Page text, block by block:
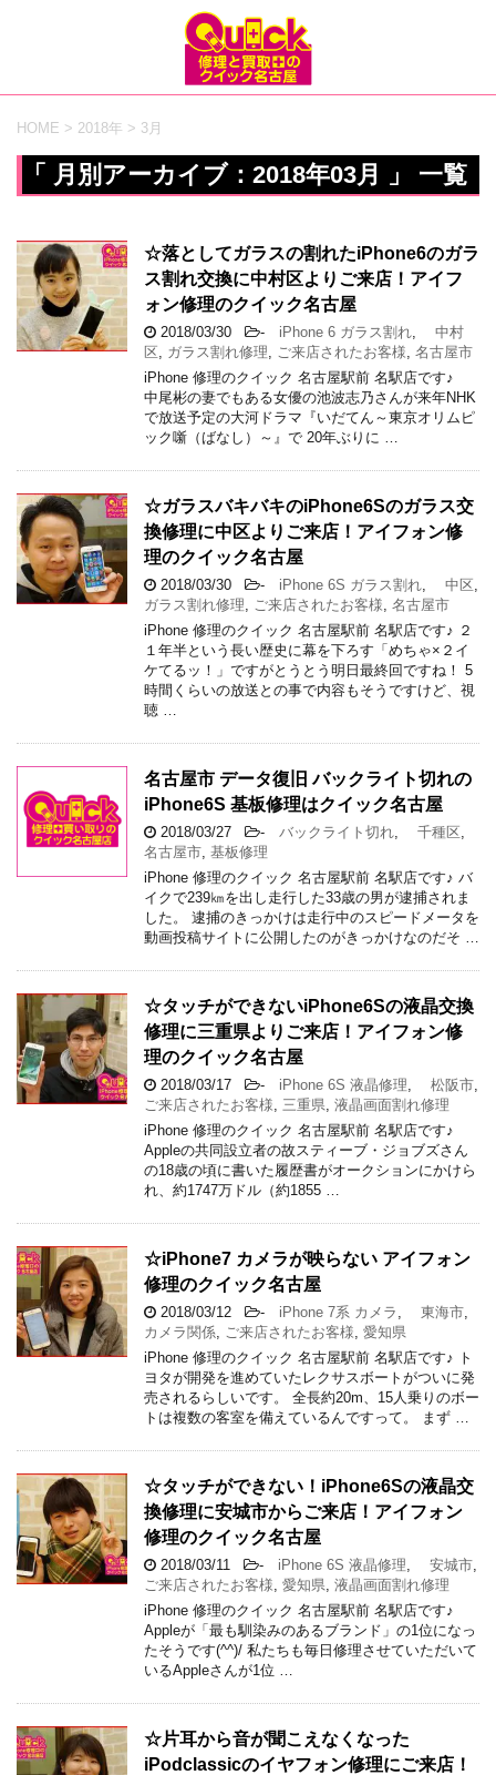
HOME > 2018年 > 3月
「 月別アーカイブ：2018年03月 」 一覧
☆落としてガラスの割れたiPhone6のガラ
ス割れ交換に中村区よりご来店！アイフ
ォン修理のクイック名古屋
2018/03/30 - iPhone 6 ガラス割れ
中村
区
ガラス割れ修理 ご来店されたお客様 名古屋市
iPhone 修理のクイック 名古屋駅前 名駅店です♪
中尾彬の妻でもある女優の池波志乃さんが来年NHK
で放送予定の大河ドラマ『いだてん～東京オリムピ
ック噺（ばなし）～』で 20年ぶりに …
☆ガラスバキバキのiPhone6Sのガラス交
換修理に中区よりご来店！アイフォン修
理のクイック名古屋
2018/03/30 - iPhone 6S ガラス割れ 中区
ガラス割れ修理
ご来店されたお客様 名古屋市
iPhone 修理のクイック 名古屋駅前 名駅店です♪ ２
１年半という長い歴史に幕を下ろす「めちゃ×２イ
ケてるッ！」ですがとうとう明日最終回ですね！ 5
時間くらいの放送との事で内容もそうですけど、視
聴 …
名古屋市 データ復旧 バックライト切れの
iPhone6S 基板修理はクイック名古屋
2018/03/27 - バックライト切れ 千種区
名古屋市 基板修理
iPhone 修理のクイック 名古屋駅前 名駅店です♪ バ
イクで239㎞を出し走行した33歳の男が逮捕されま
した。 逮捕のきっかけは走行中のスピードメータを
動画投稿サイトに公開したのがきっかけなのだそ …
☆タッチができないiPhone6Sの液晶交換
修理に三重県よりご来店！アイフォン修
理のクイック名古屋
2018/03/17 - iPhone 6S 液晶修理 松阪市
ご来店されたお客様
三重県 液晶画面割れ修理
iPhone 修理のクイック 名古屋駅前 名駅店です♪
Appleの共同設立者の故スティーブ・ジョブズさん
の18歳の頃に書いた履歴書がオークションにかけら
れ、約1747万ドル（約1855 …
☆iPhone7 カメラが映らない アイフォン
修理のクイック名古屋
2018/03/12 - iPhone 7系 カメラ 東海市
カメラ関係
ご来店されたお客様 愛知県
iPhone 修理のクイック 名古屋駅前 名駅店です♪ ト
ヨタが開発を進めていたレクサスボートがついに発
売されるらしいです。 全長約20m、15人乗りのボー
トは複数の客室を備えているんですって。 まず …
☆タッチができない！iPhone6Sの液晶交
換修理に安城市からご来店！アイフォン
修理のクイック名古屋
2018/03/11 - iPhone 6S 液晶修理 安城市
ご来店されたお客様 愛知県 液晶画面割れ修理
iPhone 修理のクイック 名古屋駅前 名駅店です♪
Appleが「最も馴染みのあるブランド」の1位になっ
たそうです(^^)/ 私たちも毎日修理させていただいて
いるAppleさんが1位 …
☆片耳から音が聞こえなくなった
iPodclassicのイヤフォン修理にご来店！